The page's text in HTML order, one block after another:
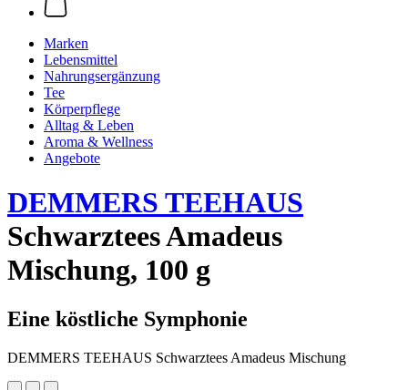
Marken
Lebensmittel
Nahrungsergänzung
Tee
Körperpflege
Alltag & Leben
Aroma & Wellness
Angebote
DEMMERS TEEHAUS
Schwarztees Amadeus
Mischung, 100 g
Eine köstliche Symphonie
DEMMERS TEEHAUS Schwarztees Amadeus Mischung